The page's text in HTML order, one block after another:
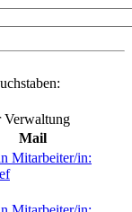
Verwaltung
Mail